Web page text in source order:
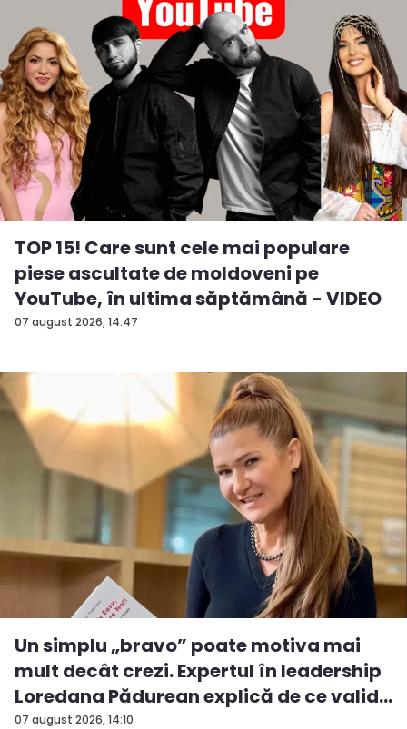
07 august 2026, 14:47
TOP 15! Care sunt cele mai populare
piese ascultate de moldoveni pe
YouTube, în ultima săptămână - VIDEO
07 august 2026, 14:10
Un simplu „bravo” poate motiva mai
mult decât crezi. Expertul în leadership
Loredana Pădurean explică de ce valid...